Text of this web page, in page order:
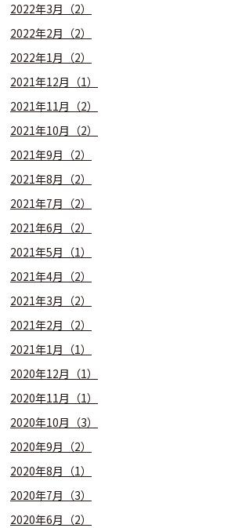
2022年3月（2）
2022年2月（2）
2022年1月（2）
2021年12月（1）
2021年11月（2）
2021年10月（2）
2021年9月（2）
2021年8月（2）
2021年7月（2）
2021年6月（2）
2021年5月（1）
2021年4月（2）
2021年3月（2）
2021年2月（2）
2021年1月（1）
2020年12月（1）
2020年11月（1）
2020年10月（3）
2020年9月（2）
2020年8月（1）
2020年7月（3）
2020年6月（2）